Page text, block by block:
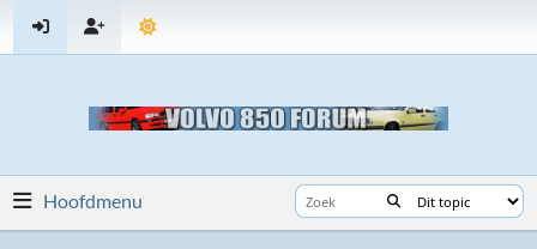
Hoofdmenu